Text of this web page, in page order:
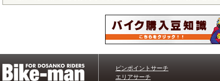
ピンポイントサーチ
エリアサーチ